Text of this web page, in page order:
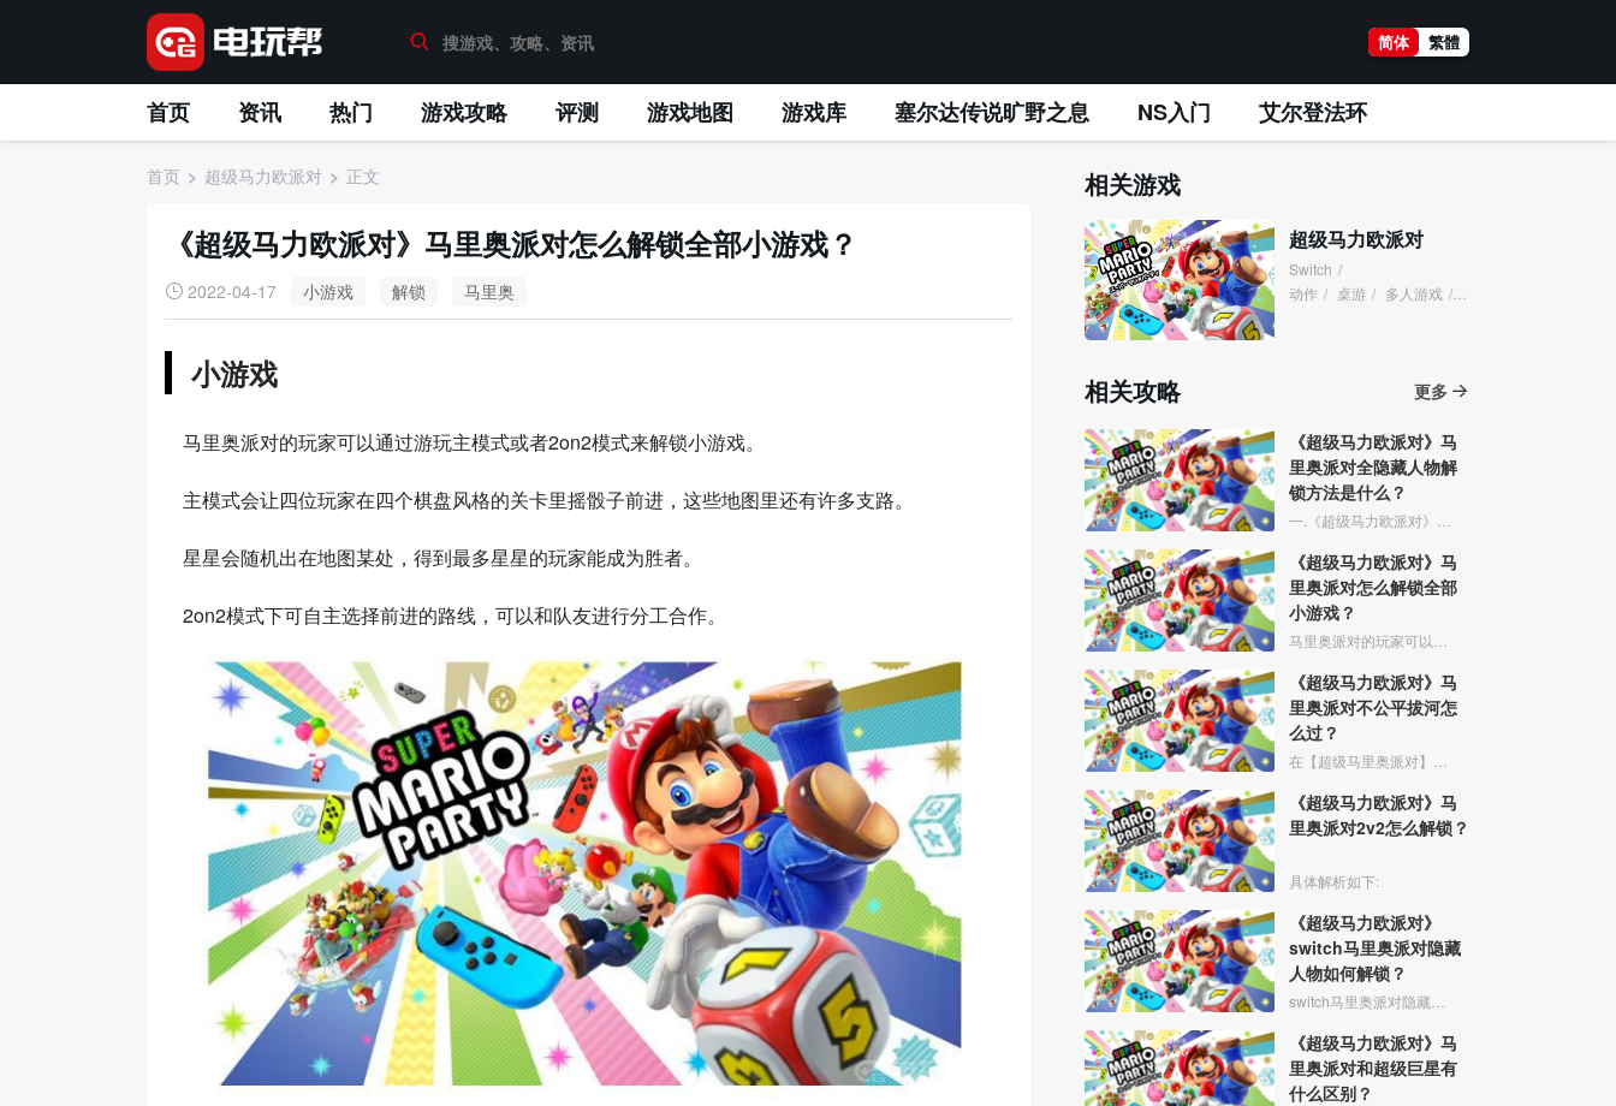
简体 繁體
首页 资讯 热门 游戏攻略 评测 游戏地图 游戏库 塞尔达传说旷野之息 NS入门 艾尔登法环
首页 超级马力欧派对 正文
《超级马力欧派对》马里奥派对怎么解锁全部小游戏？
2022-04-17 小游戏 解锁 马里奥
小游戏
马里奥派对的玩家可以通过游玩主模式或者2on2模式来解锁小游戏。
主模式会让四位玩家在四个棋盘风格的关卡里摇骰子前进，这些地图里还有许多支路。
星星会随机出在地图某处，得到最多星星的玩家能成为胜者。
2on2模式下可自主选择前进的路线，可以和队友进行分工合作。
相关游戏
超级马力欧派对
Switch /
动作 / 桌游 / 多人游戏 /
相关攻略 更多
《超级马力欧派对》马
里奥派对全隐藏人物解
锁方法是什么？
《超级马力欧派对》马
里奥派对怎么解锁全部
小游戏？
《超级马力欧派对》马
里奥派对不公平拔河怎
么过？
《超级马力欧派对》马
里奥派对2v2怎么解锁？
具体解析如下:
《超级马力欧派对》
switch马里奥派对隐藏
人物如何解锁？
《超级马力欧派对》马
里奥派对和超级巨星有
什么区别？